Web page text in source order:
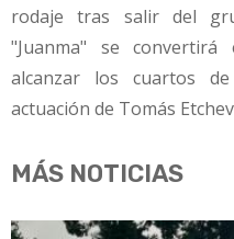
rodaje tras salir del
"Juanma" se
alcanzar los cuartos
actuación de Tomás
MÁS NOTICIAS